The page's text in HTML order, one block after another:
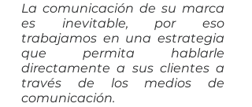
La comunicación de su marca
es inevitable, por eso
trabajamos en una estrategia
que permita hablarle
directamente a sus clientes a
través de los medios de
comunicación.